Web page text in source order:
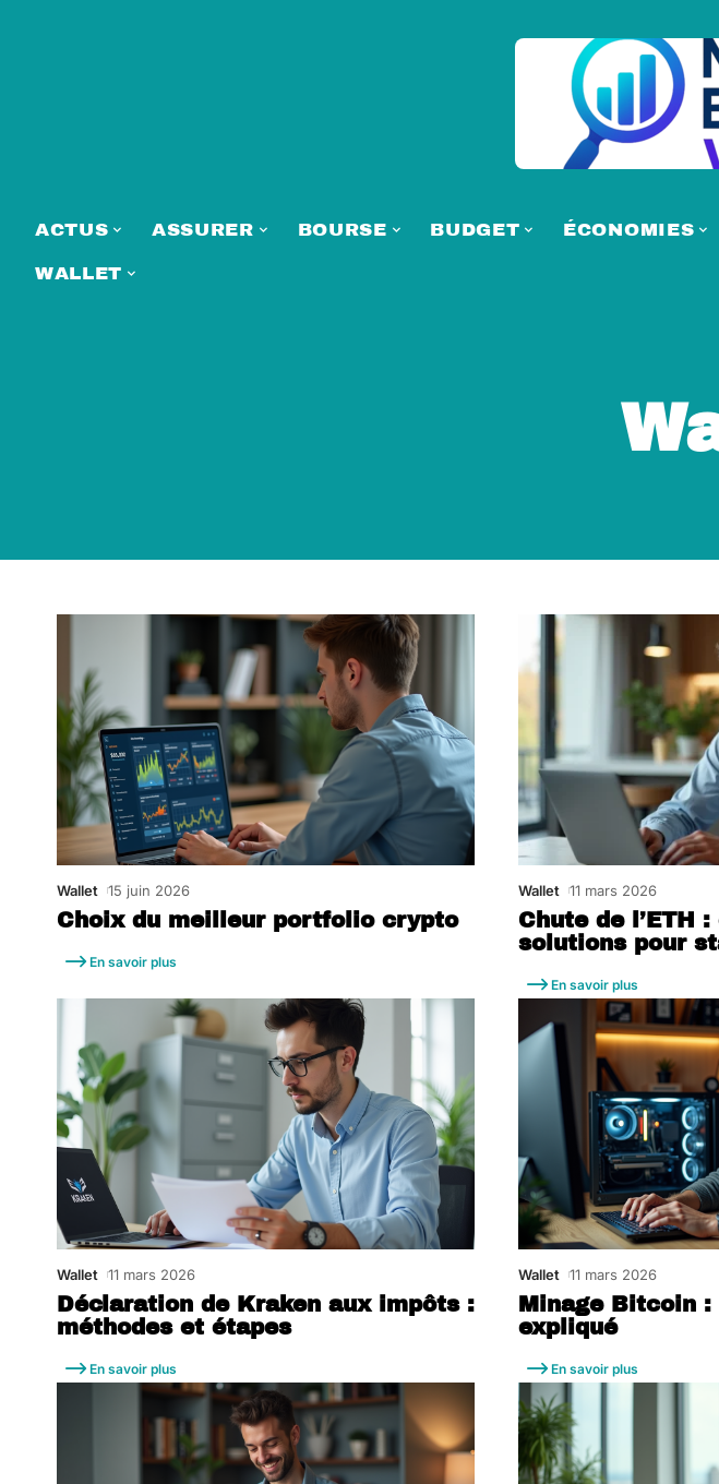
ACTUS ASSURER BOURSE BUDGET ÉCONOMIES
WALLET
Choix du meilleur portfolio crypto
Wallet 15 juin 2026
En savoir plus
Chute de l’ETH
solutions pour
Wallet 11 mars 2026
En savoir plus
Déclaration de Kraken aux impôts :
méthodes et étapes
Wallet 11 mars 2026
En savoir plus
Minage Bitcoin :
expliqué
Wallet 11 mars 2026
En savoir plus